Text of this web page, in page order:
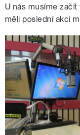
U nás musíme
měli poslední akci